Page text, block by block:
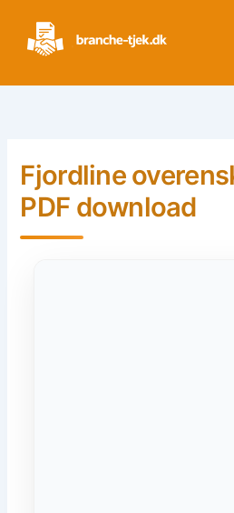
content
Fjordline
PDF download